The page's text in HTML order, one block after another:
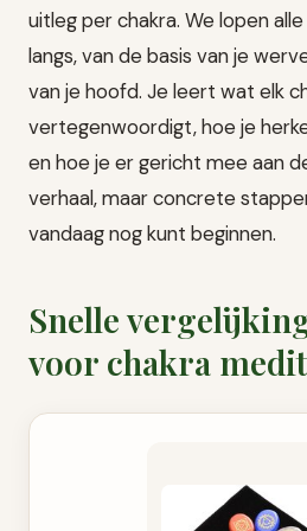
uitleg per chakra. We lopen
langs, van de basis van je
van je hoofd. Je leert wat elk
vertegenwoordigt, hoe je
en hoe je er gericht mee aan
verhaal, maar concrete
vandaag nog kunt beginnen.
Snelle
voor chakra